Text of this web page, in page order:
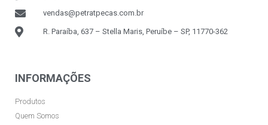
vendas@petratpecas.com.br
R. Paraíba, 637 – Stella Maris, Peruíbe – SP, 11770-362
INFORMAÇÕES
Produtos
Quem Somos